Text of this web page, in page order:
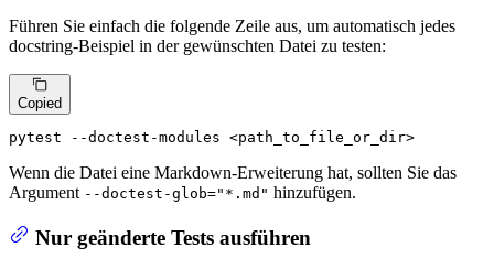
Führen Sie einfach die folgende Zeile aus, um automatisch jedes
docstring-Beispiel in der gewünschten Datei zu testen:
Copied
pytest --doctest-modules <path_to_file_or_dir>
Wenn die Datei eine Markdown-Erweiterung hat, sollten Sie das
Argument --doctest-glob="*.md" hinzufügen.
Nur geänderte Tests ausführen